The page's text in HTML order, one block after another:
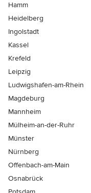
Hamm
Heidelberg
Ingolstadt
Kassel
Krefeld
Leipzig
Ludwigshafen-am-Rhein
Magdeburg
Mannheim
Mülheim-an-der-Ruhr
Münster
Nürnberg
Offenbach-am-Main
Osnabrück